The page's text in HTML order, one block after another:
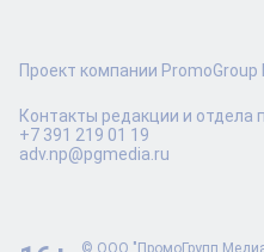
Проект компании PromoGroup
Контакты редакции и отдела
+7 391 219 01 19
adv.np@pgmedia.ru
© ООО "ПромоГрупп